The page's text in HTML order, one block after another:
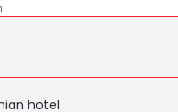
hotel